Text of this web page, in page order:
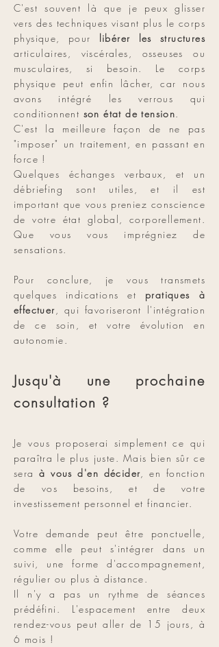
C'est souvent là que je peux glisser
vers des techniques visant plus le corps
physique, pour libérer les structures
articulaires, viscérales, osseuses ou
musculaires, si besoin. Le corps
physique peut enfin lâcher, car nous
avons intégré les verrous qui
conditionnent son état de tension.
C'est la meilleure façon de ne pas
"imposer" un traitement, en passant en
force !
Quelques échanges verbaux, et un
débriefing sont utiles, et il est
important que vous preniez conscience
de votre état global, corporellement.
Que vous vous imprégniez de
sensations.
Pour conclure, je vous transmets
quelques indications et pratiques à
effectuer, qui favoriseront l'intégration
de ce soin, et votre évolution en
autonomie.
Jusqu'à une prochaine
consultation ?
Je vous proposerai simplement ce qui
paraîtra le plus juste. Mais bien sûr ce
seraà vous d'en décider, en fonction
de vos besoins, et de votre
investissement personnel et financier.
Votre demande peut être ponctuelle,
comme elle peut s'intégrer dans un
suivi, une forme d'accompagnement,
régulier ou plus à distance.
Il n'y a pas un rythme de séances
prédéfini. L'espacement entre deux
rendez-vous peut aller de 15 jours, à
6 mois !